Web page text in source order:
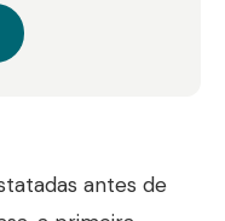
antes de